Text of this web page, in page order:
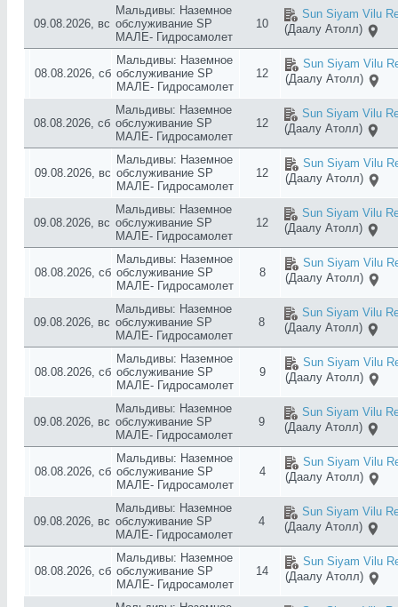
09.08.2026, вс
Мальдивы: Наземное
обслуживание SP
МАЛЕ- Гидросамолет
10
Sun Siyam Vilu
(Даалу Атолл)
08.08.2026, сб
Мальдивы: Наземное
обслуживание SP
МАЛЕ- Гидросамолет
12
Sun Siyam Vilu
(Даалу Атолл)
08.08.2026, сб
Мальдивы: Наземное
обслуживание SP
МАЛЕ- Гидросамолет
12
Sun Siyam Vilu
(Даалу Атолл)
09.08.2026, вс
Мальдивы: Наземное
обслуживание SP
МАЛЕ- Гидросамолет
12
Sun Siyam Vilu
(Даалу Атолл)
09.08.2026, вс
Мальдивы: Наземное
обслуживание SP
МАЛЕ- Гидросамолет
12
Sun Siyam Vilu
(Даалу Атолл)
08.08.2026, сб
Мальдивы: Наземное
обслуживание SP
МАЛЕ- Гидросамолет
8
Sun Siyam Vilu
(Даалу Атолл)
09.08.2026, вс
Мальдивы: Наземное
обслуживание SP
МАЛЕ- Гидросамолет
8
Sun Siyam Vilu
(Даалу Атолл)
08.08.2026, сб
Мальдивы: Наземное
обслуживание SP
МАЛЕ- Гидросамолет
9
Sun Siyam Vilu
(Даалу Атолл)
09.08.2026, вс
Мальдивы: Наземное
обслуживание SP
МАЛЕ- Гидросамолет
9
Sun Siyam Vilu
(Даалу Атолл)
08.08.2026, сб
Мальдивы: Наземное
обслуживание SP
МАЛЕ- Гидросамолет
4
Sun Siyam Vilu
(Даалу Атолл)
09.08.2026, вс
Мальдивы: Наземное
обслуживание SP
МАЛЕ- Гидросамолет
4
Sun Siyam Vilu
(Даалу Атолл)
08.08.2026, сб
Мальдивы: Наземное
обслуживание SP
МАЛЕ- Гидросамолет
14
Sun Siyam Vilu
(Даалу Атолл)